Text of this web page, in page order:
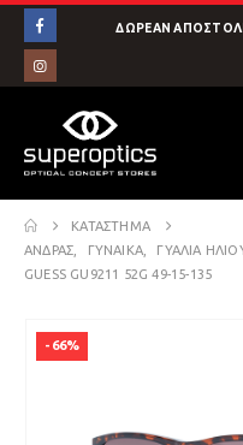
ΔΩΡΕΑΝ
ΚΑΤΆΣΤΗΜΑ
ΑΝΔΡΑΣ, ΓΥΝΑΙΚΑ, ΓΥΑΛΙΑ
GUESS GU9211 52G 49-15-135
-66%